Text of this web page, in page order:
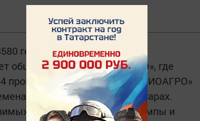
гектарах – 9 процентов
общество «ЧЕРЕМШАНАГРО», где
процента необходимого. В «БИОАГРО»
пшеницы на 500-600 гектарах.
культур. Наращивает темпы и